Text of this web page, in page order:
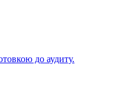
до аудиту.